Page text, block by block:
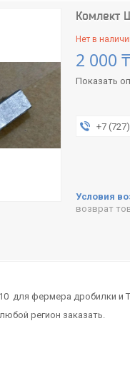
Комлект
Нет в
2 000 ₸
Показать
+7
возврат
для фермера дробилки и
регион заказать.